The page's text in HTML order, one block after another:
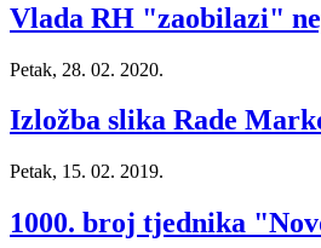
Vlada RH "zaobilazi"
Petak, 28. 02. 2020.
Izložba slika Rade
Petak, 15. 02. 2019.
1000. broj tjednika